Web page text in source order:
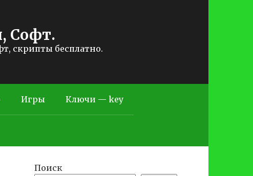
Софт.
скрипты бесплатно.
Игры Ключи — key
Поиск